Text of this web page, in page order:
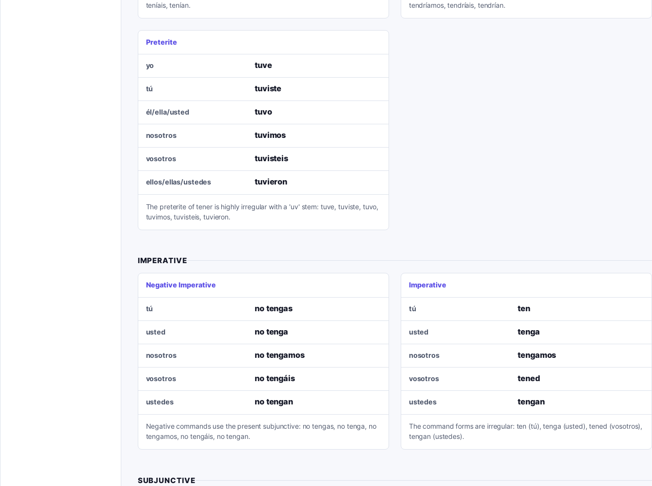
teníais, tenían.
tendríamos, tendríais, tendrían.
Preterite
yo tuve
tú tuviste
él/ella/usted tuvo
nosotros tuvimos
vosotros tuvisteis
ellos/ellas/ustedes tuvieron
The preterite of tener is highly irregular with a 'uv' stem: tuve, tuviste, tuvo,
tuvimos, tuvisteis, tuvieron.
IMPERATIVE
Negative Imperative
tú no tengas
usted no tenga
nosotros no tengamos
vosotros no tengáis
ustedes no tengan
Negative commands use the present subjunctive: no tengas, no tenga, no
tengamos, no tengáis, no tengan.
Imperative
tú ten
usted tenga
nosotros tengamos
vosotros tened
ustedes tengan
The command forms are irregular: ten (tú), tenga (usted), tened (vosotros),
tengan (ustedes).
SUBJUNCTIVE